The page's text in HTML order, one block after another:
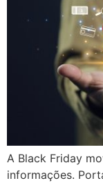
A Black Friday
informações.